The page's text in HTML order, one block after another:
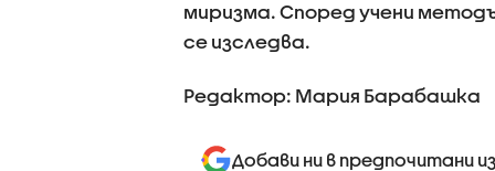
миризма. Според учени
се изследва.
Редактор: Мария Барабашка
Добави ни в предпочитани